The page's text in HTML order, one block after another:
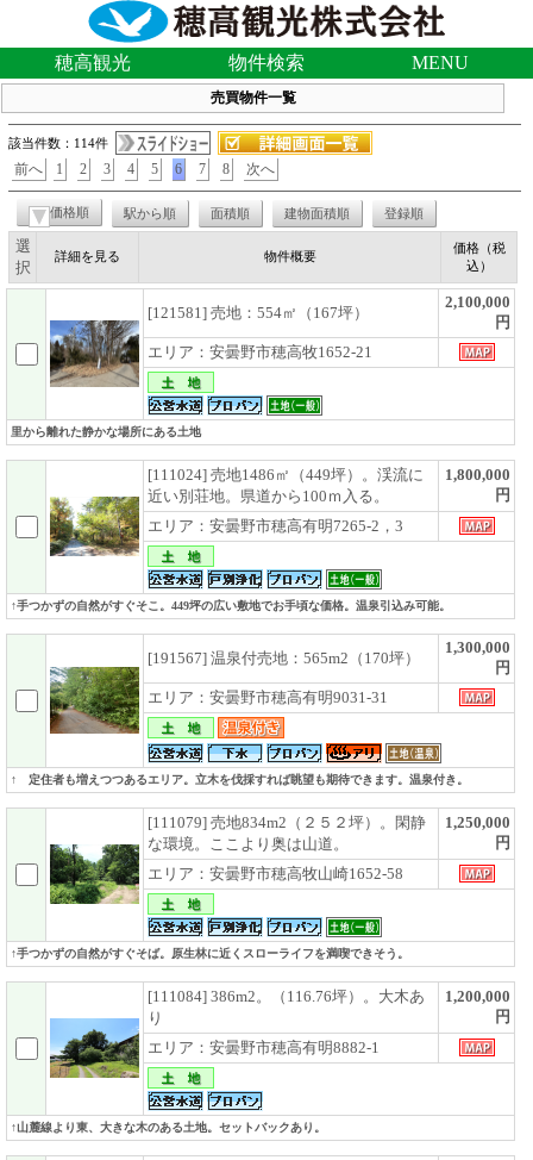
穂高観光 物件検索 MENU
売買物件一覧
該当件数：114件
前へ 1 2 3 4 5 6 7 8 次へ
価格順 駅から順 面積順 建物面積順 登録順
選
択
詳細を見る 物件概要
価格（税
込）
[121581] 売地：554㎡（167坪）
2,100,000
円
エリア：安曇野市穂高牧1652-21
里から離れた静かな場所にある土地
[111024] 売地1486㎡（449坪）。渓流に
近い別荘地。県道から100ｍ入る。
1,800,000
円
エリア：安曇野市穂高有明7265-2，3
↑手つかずの自然がすぐそこ。449坪の広い敷地でお手頃な価格。温泉引込み可能。
[191567] 温泉付売地：565m2（170坪）
1,300,000
円
エリア：安曇野市穂高有明9031-31
↑ 定住者も増えつつあるエリア。立木を伐採すれば眺望も期待できます。温泉付き。
[111079] 売地834m2（２５２坪）。閑静
な環境。ここより奥は山道。
1,250,000
円
エリア：安曇野市穂高牧山崎1652-58
↑手つかずの自然がすぐそば。原生林に近くスローライフを満喫できそう。
[111084] 386m2。（116.76坪）。大木あ
り
1,200,000
円
エリア：安曇野市穂高有明8882-1
↑山麓線より東、大きな木のある土地。セットバックあり。